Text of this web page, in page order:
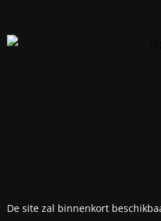
De site zal binnenkort